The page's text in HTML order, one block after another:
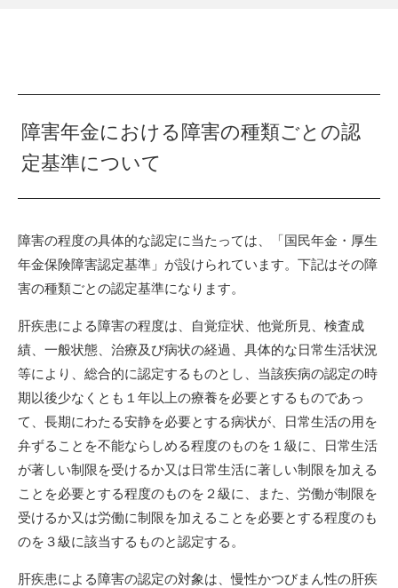
障害年金における障害の種類ごとの認
定基準について
障害の程度の具体的な認定に当たっては、「国民年金・厚生
年金保険障害認定基準」が設けられています。下記はその障
害の種類ごとの認定基準になります。
肝疾患による障害の程度は、自覚症状、他覚所見、検査成
績、一般状態、治療及び病状の経過、具体的な日常生活状況
等により、総合的に認定するものとし、当該疾病の認定の時
期以後少なくとも１年以上の療養を必要とするものであっ
て、長期にわたる安静を必要とする病状が、日常生活の用を
弁ずることを不能ならしめる程度のものを１級に、日常生活
が著しい制限を受けるか又は日常生活に著しい制限を加える
ことを必要とする程度のものを２級に、また、労働が制限を
受けるか又は労働に制限を加えることを必要とする程度のも
のを３級に該当するものと認定する。
肝疾患による障害の認定の対象は、慢性かつびまん性の肝疾